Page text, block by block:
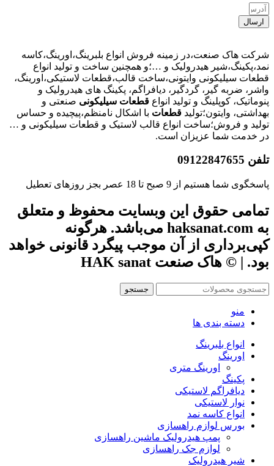
ارسال
شرکت هاک صنعت،در زمینه فروش انواع بلبرینگ،اورینگ،کاسه
نمد،پکینگ،شیر هیدرولیک و …؛و همچنین ساخت و تولید انواع
قطعات سیلیکونی وایتونی،ساخت قالب،قطعات لاستیکی،اورینگ،
واشر، ضربه گیر، گردگیر، دیافراگم، پکینگ های هیدرولیک و
پنوماتیک، کوپلینگ و تولید انواع قطعات سیلیکونی صنعتی و
بهداشتی، وایتون؛تولید قطعات با اشکال نامنظم،پیچیده و حساس
تولید و فروش؛ساخت انواع قالب لاستیک و قطعات سیلیکونی و …
در خدمت شما عزیزان است.
تلفن 09122847655
پاسخگوی شما هستیم از 9 صبح تا 18 عصر بجز روزهای تعطیل
تمامی حقوق این وبسایت محفوظ و متعلق
به haksanat.com می‌باشد. هرگونه
کپی‌برداری از آن موجب پیگرد قانونی خواهد
بود. | © هاک صنعت HAK sanat
جستجو
منو
دسته بندی ها
انواع بلبرینگ
اورینگ
اورینگ متری
پکینگ
دیافراگم لاستیکی
نوار لاستیکی
انواع کاسه نمد
بورس لوازم راهسازی
پمپ هیدرولیک ماشین راهسازی
لوازم جک راهسازی
شیر هیدرولیک